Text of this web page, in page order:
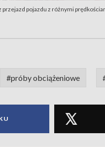
pojazdu z różnymi
#próby obciążeniowe